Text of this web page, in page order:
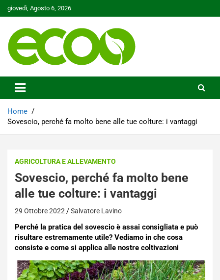
Skip
to
giovedì, Agosto 6, 2026
Ecoo.it
Home
Sovescio, perché fa molto bene alle tue colture: i vantaggi
AGRICOLTURA E ALLEVAMENTO
Sovescio, perché fa molto bene
alle tue colture: i vantaggi
29 Ottobre 2022 Salvatore Lavino
Perché la pratica del sovescio è assai consigliata e può
risultare estremamente utile? Vediamo in che cosa
consiste e come si applica alle nostre coltivazioni